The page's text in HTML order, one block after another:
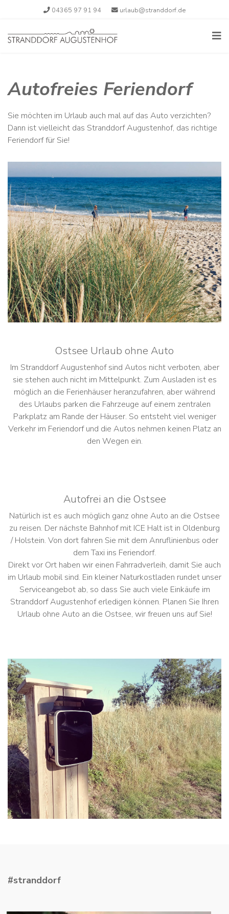
04365 97 91 94 urlaub@stranddorf.de
Autofreies Feriendorf
Sie möchten im Urlaub auch mal auf das Auto verzichten?
Dann ist vielleicht das Stranddorf Augustenhof, das richtige
Feriendorf für Sie!
Ostsee Urlaub ohne Auto
Im Stranddorf Augustenhof sind Autos nicht verboten, aber
sie stehen auch nicht im Mittelpunkt. Zum Ausladen ist es
möglich an die Ferienhäuser heranzufahren, aber während
des Urlaubs parken die Fahrzeuge auf einem zentralen
Parkplatz am Rande der Häuser. So entsteht viel weniger
Verkehr im Feriendorf und die Autos nehmen keinen Platz an
den Wegen ein.
Autofrei an die Ostsee
Natürlich ist es auch möglich ganz ohne Auto an die Ostsee
zu reisen. Der nächste Bahnhof mit ICE Halt ist in Oldenburg
/ Holstein. Von dort fahren Sie mit dem Anruflinienbus oder
dem Taxi ins Feriendorf.
Direkt vor Ort haben wir einen Fahrradverleih, damit Sie auch
im Urlaub mobil sind. Ein kleiner Naturkostladen rundet unser
Serviceangebot ab, so dass Sie auch viele Einkäufe im
Stranddorf Augustenhof erledigen können. Planen Sie Ihren
Urlaub ohne Auto an die Ostsee, wir freuen uns auf Sie!
#stranddorf